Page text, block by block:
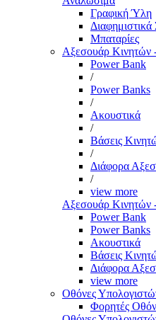
Γραφική Ύλη
Μπαταρίες
Αξεσουάρ Κινητών
Power Bank
/
Power Banks
/
Ακουστικά
/
Βάσεις
/
Διάφορα
/
view more
Αξεσουάρ Κινητών
Power Bank
Power Banks
Ακουστικά
Βάσεις
Διάφορα
view more
Οθόνες
Φορητές